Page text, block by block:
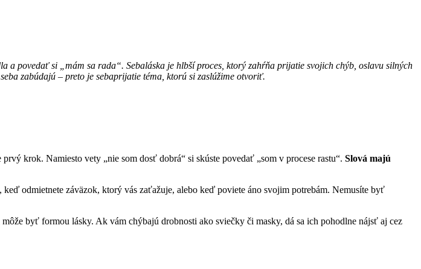
a povedať si „mám sa rada“. Sebaláska je hlbší proces, ktorý zahŕňa prijatie svojich chýb, oslavu silných
zabúdajú – preto je sebaprijatie téma, ktorú si zaslúžime otvoriť.
krok. Namiesto vety „nie som dosť dobrá“ si skúste povedať „som v procese rastu“. Slová majú
odmietnete záväzok, ktorý vás zaťažuje, alebo keď poviete áno svojim potrebám. Nemusíte byť
byť formou lásky. Ak vám chýbajú drobnosti ako sviečky či masky, dá sa ich pohodlne nájsť aj cez